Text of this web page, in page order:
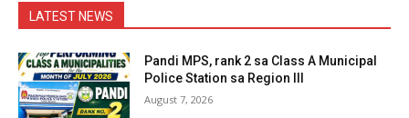
LATEST NEWS
Pandi MPS, rank 2 sa Class A Municipal
Police Station sa Region III
August 7, 2026